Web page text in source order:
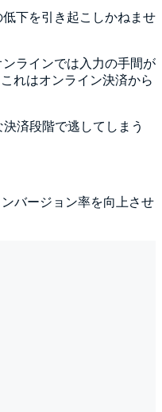
下を引き起こしかねませ
ラインでは入力の手間が
れはオンライン決済から
済段階で逃してしまう
バージョン率を向上させ